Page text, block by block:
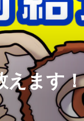
えます！